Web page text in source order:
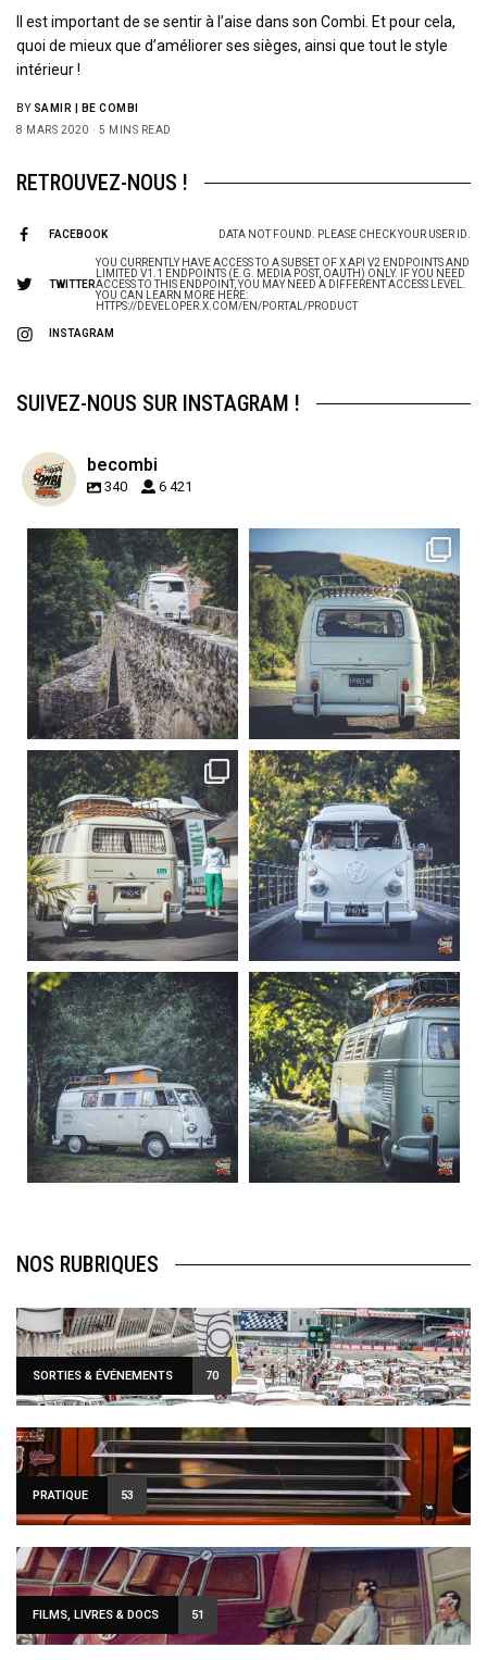
Il est important de se sentir à l’aise dans son Combi. Et pour cela,
quoi de mieux que d’améliorer ses sièges, ainsi que tout le style
intérieur !
BY SAMIR | BE COMBI
8 MARS 2020
5 MINS READ
RETROUVEZ-NOUS !
FACEBOOK DATA NOT FOUND. PLEASE CHECK YOUR USER ID.
TWITTER
YOU CURRENTLY HAVE ACCESS TO A SUBSET OF X API V2 ENDPOINTS AND
LIMITED V1.1 ENDPOINTS (E.G. MEDIA POST, OAUTH) ONLY. IF YOU NEED
ACCESS TO THIS ENDPOINT, YOU MAY NEED A DIFFERENT ACCESS LEVEL.
YOU CAN LEARN MORE HERE:
HTTPS://DEVELOPER.X.COM/EN/PORTAL/PRODUCT
INSTAGRAM
SUIVEZ-NOUS SUR INSTAGRAM !
becombi
340 6 421
becombi
Sep 15
219
3
Sep 12
216
3
becombi
Sep 10
220
4
becombi
Août 10
177
0
becombi
Août 10
120
0
becombi
Août 10
108
0
NOS RUBRIQUES
SORTIES & ÉVÉNEMENTS 70
PRATIQUE 53
FILMS, LIVRES & DOCS 51